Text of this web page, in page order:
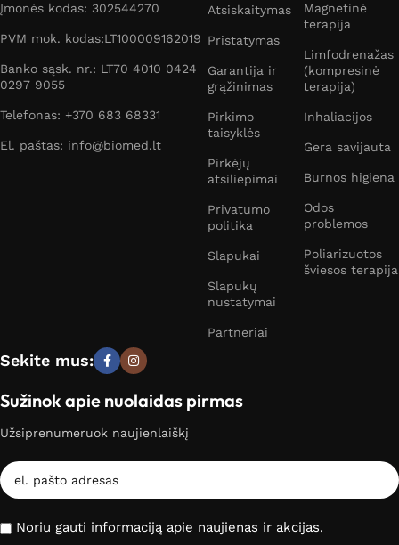
Įmonės kodas: 302544270
PVM mok. kodas:LT100009162019
Banko sąsk. nr.: LT70 4010 0424
0297 9055
Telefonas: +370 683 68331
El. paštas: info@biomed.lt
Atsiskaitymas
Pristatymas
Garantija ir
grąžinimas
Pirkimo
taisyklės
Pirkėjų
atsiliepimai
Privatumo
politika
Slapukai
Slapukų
nustatymai
Partneriai
Magnetinė
terapija
Limfodrenažas
(kompresinė
terapija)
Inhaliacijos
Gera savijauta
Burnos higiena
Odos
problemos
Poliarizuotos
šviesos terapija
Sekite mus:
Sužinok apie nuolaidas pirmas
Užsiprenumeruok naujienlaiškį
Noriu gauti informaciją apie naujienas ir akcijas.